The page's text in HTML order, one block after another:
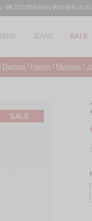
✓ RETOURNEREN BINNEN 30
JEANS SALE
Dames Heren Meisjes